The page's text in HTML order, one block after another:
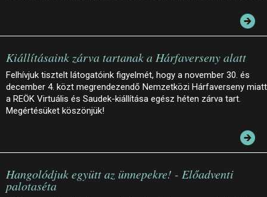
Kiállításaink zárva tartanak a Hárfaverseny alatt
Felhívjuk tisztelt látogatóink figyelmét, hogy a november 30. és
december 4. közt megrendezendő Nemzetközi Hárfaverseny miatt
a REÖK Virtuális és Saudek-kiállítása egész héten zárva tart.
Megértésüket köszönjük!
Hangolódjuk együtt az ünnepekre! - Előadventi
palotaséta